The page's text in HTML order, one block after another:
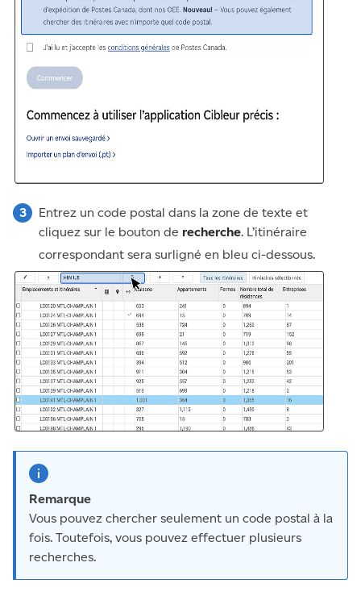
Entrez un code postal dans la zone de texte et
cliquez sur le bouton de recherche. L’itinéraire
correspondant sera surligné en bleu ci-dessous.
Remarque
Vous pouvez chercher seulement un code postal à la
fois. Toutefois, vous pouvez effectuer plusieurs
recherches.